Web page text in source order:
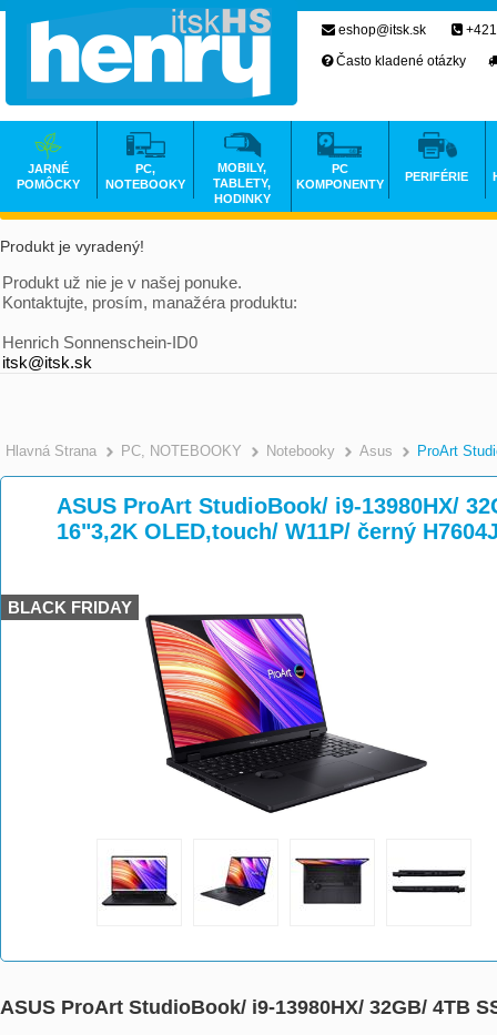
Produkt je vyradený!
Produkt už nie je v našej ponuke.
Kontaktujte, prosím, manažéra produktu:
Henrich Sonnenschein-ID0
itsk@itsk.sk
Hlavná Strana >
PC, NOTEBOOKY >
Notebooky >
Asus ProArt
ASUS ProArt StudioBook/ i9-13980HX/
16"3,2K OLED,touch/ W11P/ černý
BLACK FRIDAY
ASUS ProArt StudioBook/ i9-13980HX/ 32GB/ 4TB
eshop@itsk.sk
Často kladené otázky
JARNÉ
POMÔCKY
PC,
NOTEBOOKY
MOBILY,
TABLETY,
HODINKY
PC
KOMPONENTY
PERIFÉRIE